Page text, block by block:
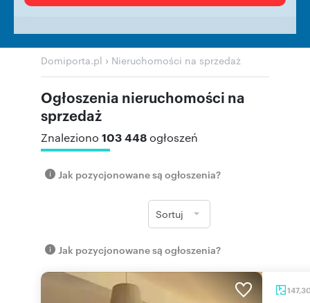
Domiporta.pl › Nieruchomości na sprzedaż
Ogłoszenia nieruchomości na
sprzedaż
Znaleziono 103 448ogłoszeń
Jak pozycjonowane są ogłoszenia?
Sortuj
Jak pozycjonowane są ogłoszenia?